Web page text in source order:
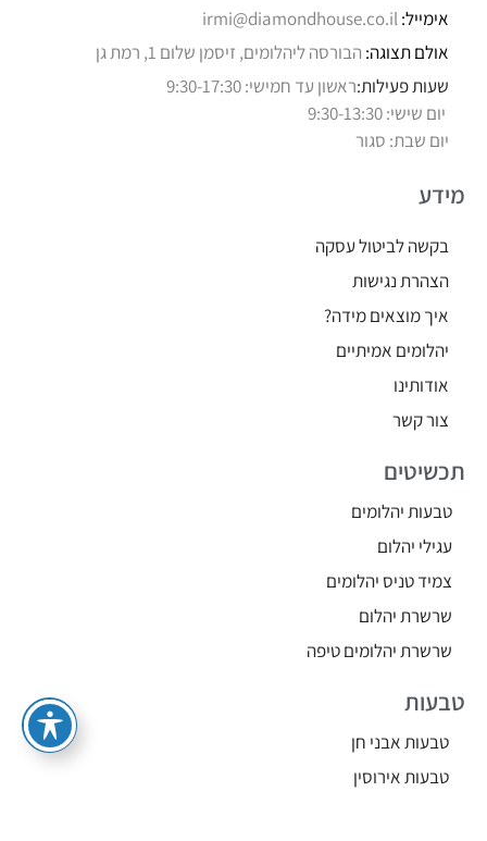
אימייל:irmi@diamondhouse.co.il
אולם תצוגה: הבורסה ליהלומים, זיסמן שלום 1, רמת גן
שעות פעילות:ראשון עד חמישי: 9:30-17:30
יום שישי: 9:30-13:30
יום שבת: סגור
מידע
בקשה לביטול עסקה
הצהרת נגישות
איך מוצאים מידה?
יהלומים אמיתיים
אודותינו
צור קשר
תכשיטים
טבעות יהלומים
עגילי יהלום
צמיד טניס יהלומים
שרשרת יהלום
שרשרת יהלומים טיפה
טבעות
טבעות אבני חן
טבעות אירוסין